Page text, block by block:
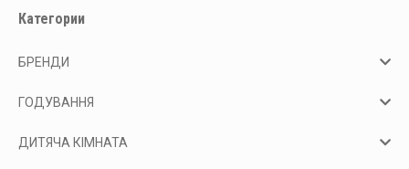
Категории
БРЕНДИ
ГОДУВАННЯ
ДИТЯЧА КІМНАТА